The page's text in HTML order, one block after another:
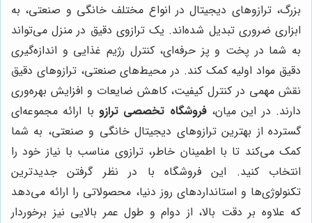
بزرگ، ترازوهای دیجیتال در انواع مختلف خانگی و صنعتی، به
ابزاری ضروری تبدیل شده‌اند. یک ترازوی دقیق در منزل می‌تواند
به شما در پخت و پز حرفه‌ای، کنترل رژیم غذایی و اندازه‌گیری
دقیق مواد اولیه کمک کند. در محیط‌های صنعتی، ترازوهای دقیق
نقش مهمی در کنترل کیفیت، کاهش ضایعات و افزایش بهره‌وری
دارند. در این میان،فروشگاه تخصصی ترازو با ارائه مجموعه‌ای
گسترده از بهترین ترازوهای دیجیتال خانگی و صنعتی، به شما
کمک می‌کند تا با اطمینان خاطر، ترازوی مناسب با نیاز خود را
انتخاب کنید. این فروشگاه با در نظر گرفتن جدیدترین
تکنولوژی‌ها و استانداردهای روز دنیا، محصولاتی را ارائه می‌دهد
که علاوه بر دقت بالا، از دوام و طول عمر بالایی نیز برخوردار